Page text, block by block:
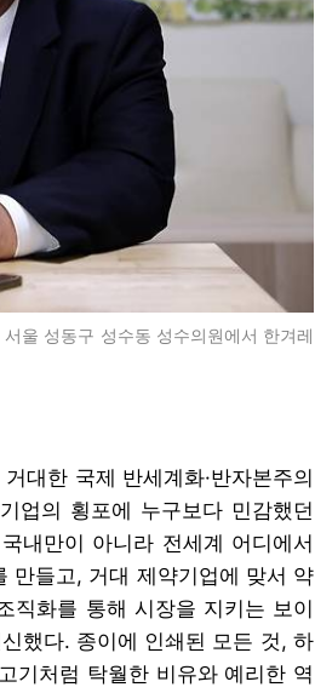
울 성동구 성수동 성수의원에서 한겨레
대한 국제 반세계화·반자본주의
업의 횡포에 누구보다 민감했던
내만이 아니라 전세계 어디에서
만들고, 거대 제약기업에 맞서 약
직화를 통해 시장을 지키는 보이
했다. 종이에 인쇄된 모든 것, 하
기처럼 탁월한 비유와 예리한 역